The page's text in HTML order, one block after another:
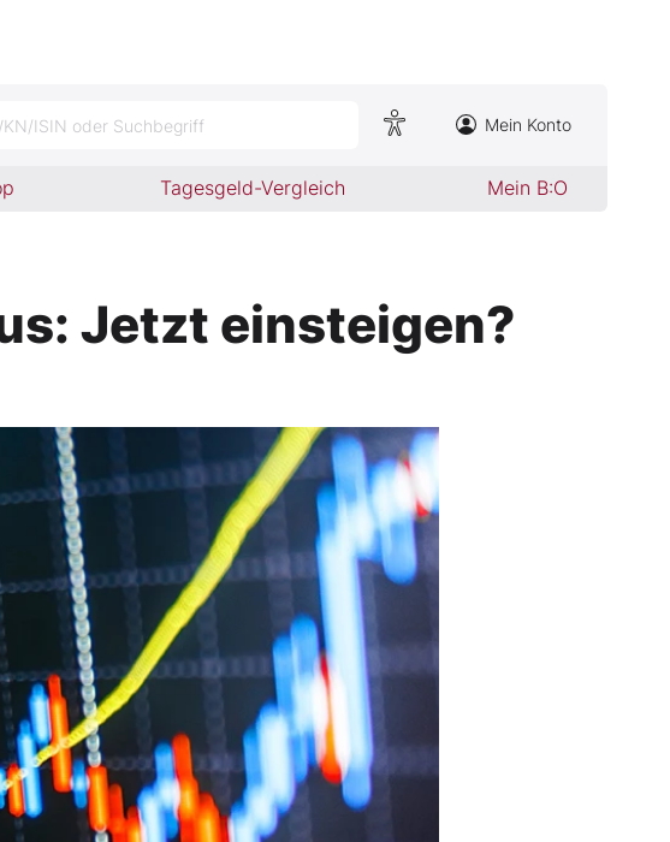
ISIN oder Suchbegriff Mein Konto
Tagesgeld-Vergleich Mein B:O
Jetzt einsteigen?